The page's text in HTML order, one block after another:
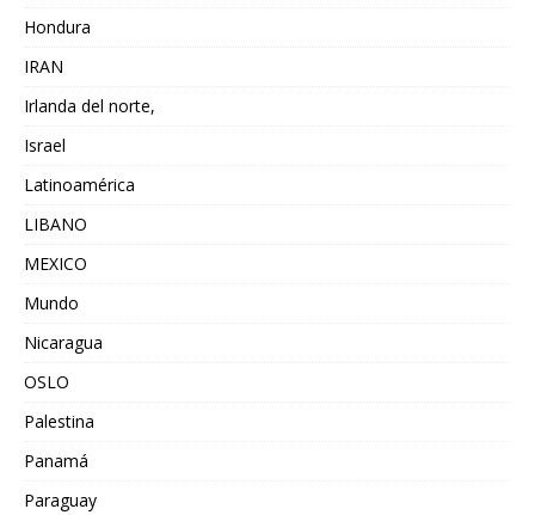
Hondura
IRAN
Irlanda del norte,
Israel
Latinoamérica
LIBANO
MEXICO
Mundo
Nicaragua
OSLO
Palestina
Panamá
Paraguay